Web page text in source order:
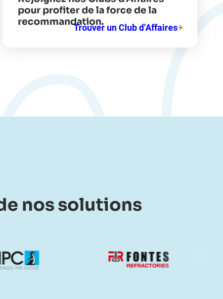
pour profiter de la force de la
recommandation.Trouver un Club d’Affaires
nos solutions​